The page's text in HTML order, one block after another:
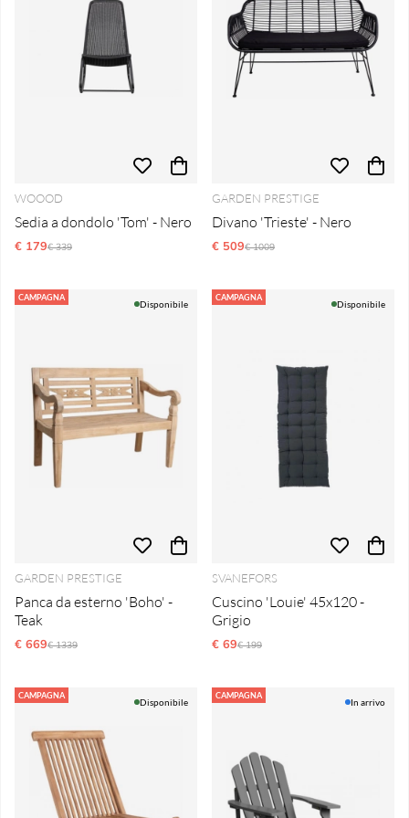
WOOOD
Sedia a dondolo 'Tom' - Nero
€ 179Prezzo ordinario:
€ 339
GARDEN PRESTIGE
Divano 'Trieste' - Nero
€ 509Prezzo ordinario:
€ 1009
CAMPAGNA
Disponibile
GARDEN PRESTIGE
Panca da esterno 'Boho' -
Teak
€ 669Prezzo ordinario:
€ 1339
CAMPAGNA
Disponibile
SVANEFORS
Cuscino 'Louie' 45x120 -
Grigio
€ 69Prezzo ordinario:
€ 199
CAMPAGNA
Disponibile
CAMPAGNA
In arrivo